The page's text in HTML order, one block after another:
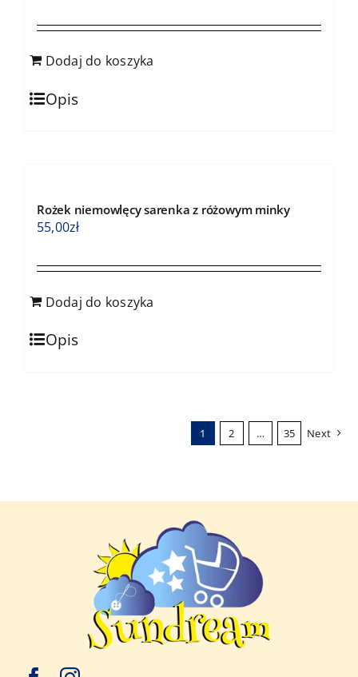
Dodaj do koszyka
Opis
Rożek niemowlęcy sarenka z różowym minky
55,00zł
Dodaj do koszyka
Opis
1 2 … 35 Next